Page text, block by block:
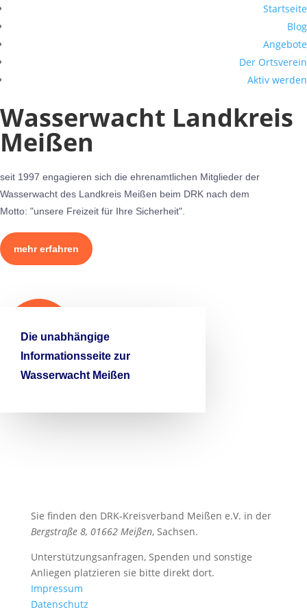
Startseite
Blog
Angebote
Der Ortsverein
Aktiv werden
Wasserwacht Landkreis
Meißen
seit 1997 engagieren sich die ehrenamtlichen Mitglieder der
Wasserwacht des Landkreis Meißen beim DRK nach dem
Motto: "unsere Freizeit für Ihre Sicherheit".
mehr erfahren

Die unabhängige
Informationsseite zur
Wasserwacht Meißen
Sie finden den DRK-Kreisverband Meißen e.V. in der
Bergstraße 8, 01662 Meißen, Sachsen.
Unterstützungsanfragen, Spenden und sonstige
Anliegen platzieren sie bitte direkt dort.
Impressum
Datenschutz